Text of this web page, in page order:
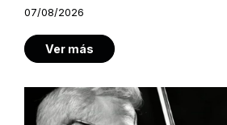
07/08/2026
Ver más